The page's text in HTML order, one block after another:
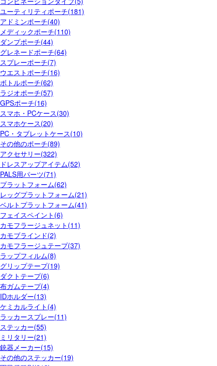
ユーティリティポーチ(181)
アドミンポーチ(40)
メディックポーチ(110)
ダンプポーチ(44)
グレネードポーチ(64)
スプレーポーチ(7)
ウエストポーチ(16)
ボトルポーチ(62)
ラジオポーチ(57)
GPSポーチ(16)
スマホ・PCケース(30)
スマホケース(20)
PC・タブレットケース(10)
その他のポーチ(89)
アクセサリー(322)
ドレスアップアイテム(52)
PALS用パーツ(71)
プラットフォーム(62)
レッグプラットフォーム(21)
ベルトプラットフォーム(41)
フェイスペイント(6)
カモフラージュネット(11)
カモブラインド(2)
カモフラージュテープ(37)
ラップフィルム(8)
グリップテープ(19)
ダクトテープ(6)
布ガムテープ(4)
IDホルダー(13)
ケミカルライト(4)
ラッカースプレー(11)
ステッカー(55)
ミリタリー(21)
銃器メーカー(15)
その他のステッカー(19)